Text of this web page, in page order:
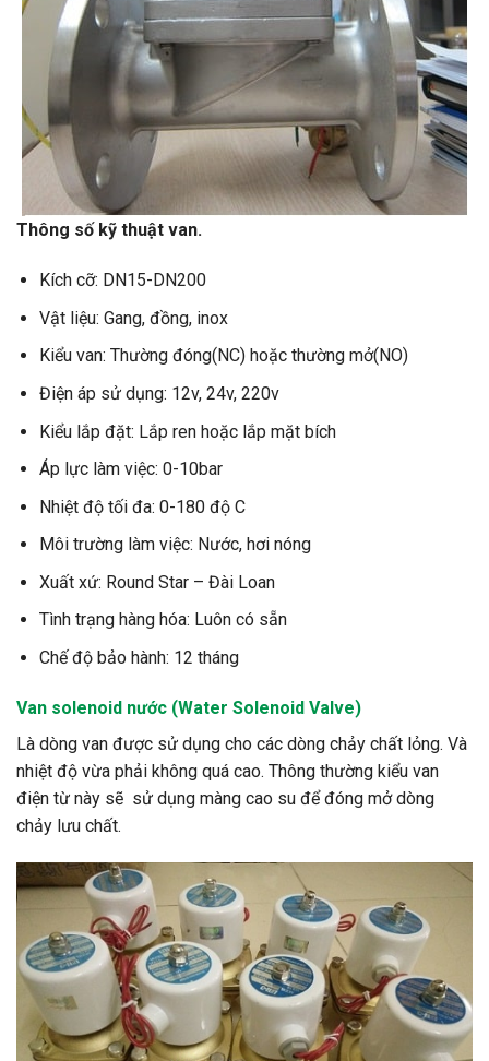
Thông số kỹ thuật van.
Kích cỡ: DN15-DN200
Vật liệu: Gang, đồng, inox
Kiểu van: Thường đóng(NC) hoặc thường mở(NO)
Điện áp sử dụng: 12v, 24v, 220v
Kiểu lắp đặt: Lắp ren hoặc lắp mặt bích
Áp lực làm việc: 0-10bar
Nhiệt độ tối đa: 0-180 độ C
Môi trường làm việc: Nước, hơi nóng
Xuất xứ: Round Star – Đài Loan
Tình trạng hàng hóa: Luôn có sẵn
Chế độ bảo hành: 12 tháng
Van solenoid nước (Water Solenoid Valve)
Là dòng van được sử dụng cho các dòng chảy chất lỏng. Và
nhiệt độ vừa phải không quá cao. Thông thường kiểu van
điện từ này sẽ sử dụng màng cao su để đóng mở dòng
chảy lưu chất.